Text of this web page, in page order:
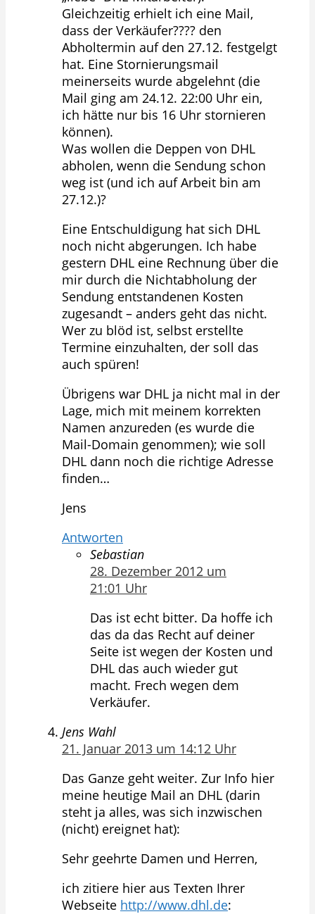
Gleichzeitig erhielt ich eine Mail,
dass der Verkäufer???? den
Abholtermin auf den 27.12. festgelgt
hat. Eine Stornierungsmail
meinerseits wurde abgelehnt (die
Mail ging am 24.12. 22:00 Uhr ein,
ich hätte nur bis 16 Uhr stornieren
können).
Was wollen die Deppen von DHL
abholen, wenn die Sendung schon
weg ist (und ich auf Arbeit bin am
27.12.)?
Eine Entschuldigung hat sich DHL
noch nicht abgerungen. Ich habe
gestern DHL eine Rechnung über die
mir durch die Nichtabholung der
Sendung entstandenen Kosten
zugesandt – anders geht das nicht.
Wer zu blöd ist, selbst erstellte
Termine einzuhalten, der soll das
auch spüren!
Übrigens war DHL ja nicht mal in der
Lage, mich mit meinem korrekten
Namen anzureden (es wurde die
Mail-Domain genommen); wie soll
DHL dann noch die richtige Adresse
finden…
Jens
Antworten
Sebastian
28. Dezember 2012 um
21:01 Uhr
Das ist echt bitter. Da hoffe ich
das da das Recht auf deiner
Seite ist wegen der Kosten und
DHL das auch wieder gut
macht. Frech wegen dem
Verkäufer.
Jens Wahl
21. Januar 2013 um 14:12 Uhr
Das Ganze geht weiter. Zur Info hier
meine heutige Mail an DHL (darin
steht ja alles, was sich inzwischen
(nicht) ereignet hat):
Sehr geehrte Damen und Herren,
ich zitiere hier aus Texten Ihrer
Webseite http://www.dhl.de: